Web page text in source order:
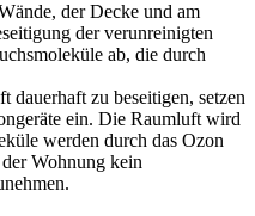
der Decke und am
der verunreinigten
ab, die durch
zu beseitigen, setzen
ein. Die Raumluft wird
werden durch das Ozon
Wohnung kein